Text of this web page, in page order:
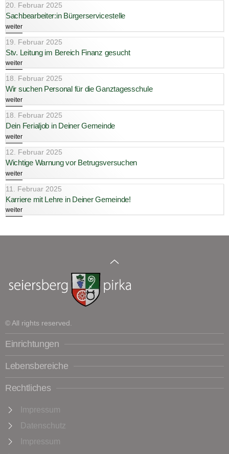
20. Februar 2025
Sachbearbeiter:in Bürgerservicestelle
weiter
19. Februar 2025
Stv. Leitung im Bereich Finanz gesucht
weiter
18. Februar 2025
Wir suchen Personal für die Ganztagesschule
weiter
18. Februar 2025
Dein Ferialjob in Deiner Gemeinde
weiter
12. Februar 2025
Wichtige Warnung vor Betrugsversuchen
weiter
11. Februar 2025
Karriere mit Lehre in Deiner Gemeinde!
weiter
© All rights reserved.
Einrichtungen
Lebensbereiche
Rechtliches
Impressum
Datenschutz
Impressum